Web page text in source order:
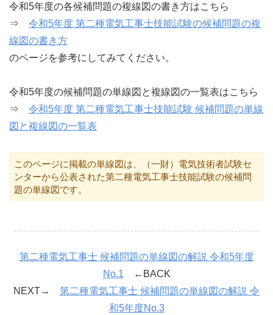
令和5年度の各候補問題の複線図の書き方はこちら
⇒ 令和5年度 第二種電気工事士技能試験の候補問題の複
線図の書き方
のページを参考にしてみてください。
令和5年度の候補問題の単線図と複線図の一覧表はこちら
⇒ 令和5年度 第二種電気工事士技能試験 候補問題の単線
図と複線図の一覧表
このページに掲載の単線図は、（一財）電気技術者試験セ
ンターから公表された第二種電気工事士技能試験の候補問
題の単線図です。
第二種電気工事士 候補問題の単線図の解説 令和5年度
No.1 ←BACK
NEXT→ 第二種電気工事士 候補問題の単線図の解説 令
和5年度No.3